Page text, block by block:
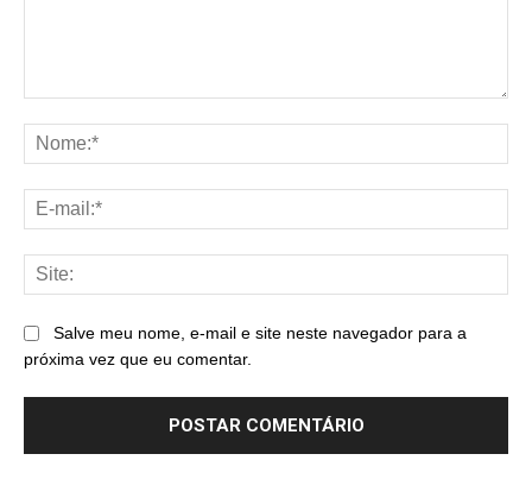
Salve meu nome, e-mail e site neste navegador para a
próxima vez que eu comentar.